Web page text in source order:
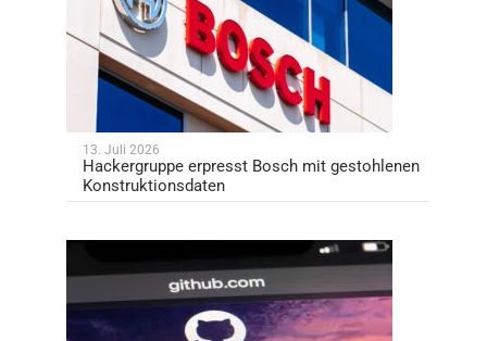
13. Juli 2026
Hackergruppe erpresst Bosch mit gestohlenen
Konstruktionsdaten